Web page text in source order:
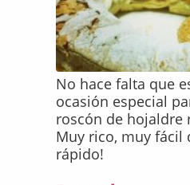
No hace falta que
ocasión especial
roscón de hojaldre
Muy rico, muy fácil
rápido!